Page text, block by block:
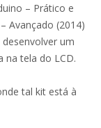
– Prático e
Avançado (2014)
um
na tela do LCD.
tal kit está à